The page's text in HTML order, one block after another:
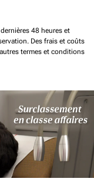
cmp-pagination-
48 heures et
Des frais et coûts
termes et conditions